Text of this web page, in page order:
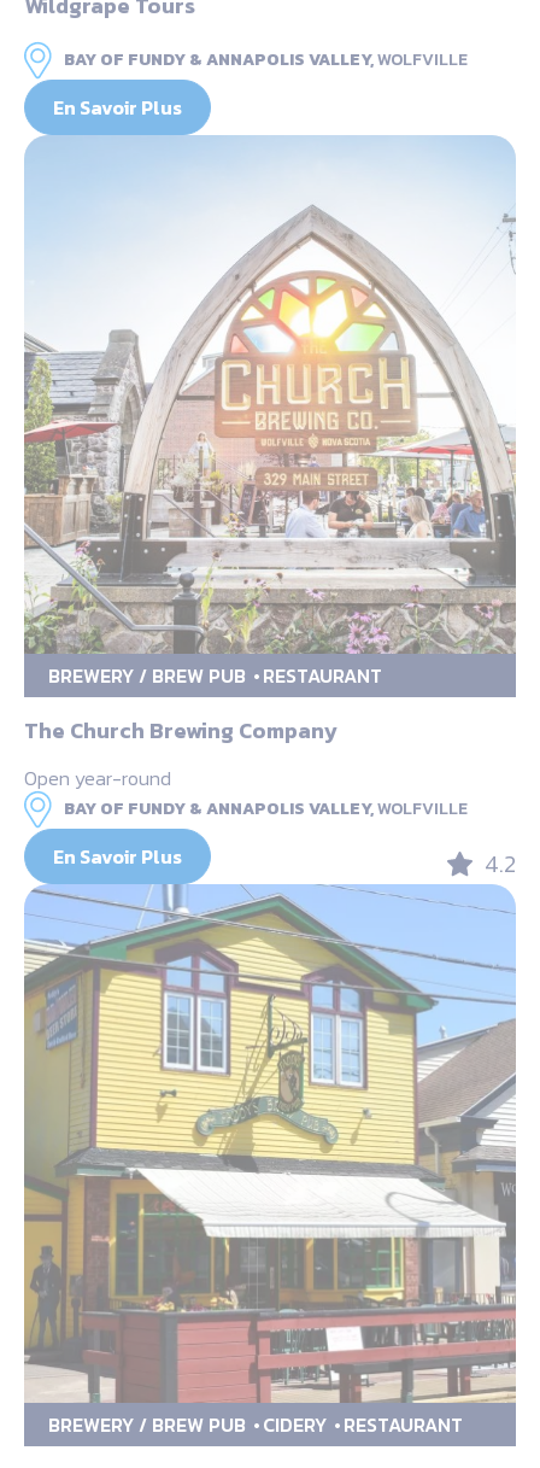
BAY OF FUNDY & ANNAPOLIS VALLEY,WOLFVILLE
En Savoir Plus
BREWERY / BREW PUB RESTAURANT
The Church Brewing Company
Open year-round
BAY OF FUNDY & ANNAPOLIS VALLEY,WOLFVILLE
En Savoir Plus 4.2
BREWERY / BREW PUB CIDERY RESTAURANT